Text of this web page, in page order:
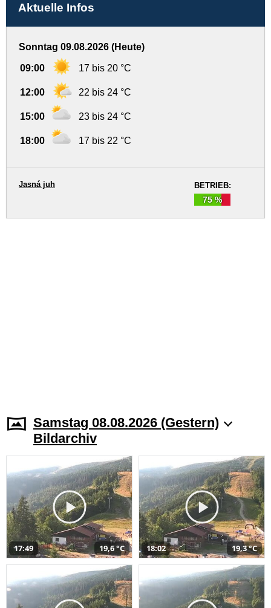
Aktuelle Infos
Sonntag 09.08.2026 (Heute)
09:00 17 bis 20 °C
12:00 22 bis 24 °C
15:00 23 bis 24 °C
18:00 17 bis 22 °C
BETRIEB:
75 %
Jasná juh
Samstag 08.08.2026 (Gestern)
Bildarchiv
17:49 19,6 °C 18:02 19,3 °C